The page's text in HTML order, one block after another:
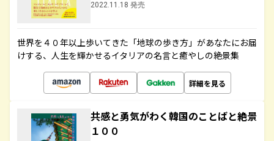
2022.11.18 発売
世界を４０年以上歩いてきた「地球の歩き方」があなたにお届
けする、人生を輝かせるイタリアの名言と癒やしの絶景集
詳細を見る
共感と勇気がわく韓国のことばと絶景
１００